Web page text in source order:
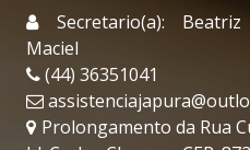
Secretario(a):
Maciel
(44) 36351041
Prolongamento da Rua